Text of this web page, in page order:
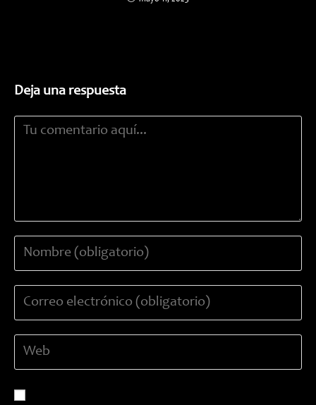
Deja una respuesta
Comentario
usuario
para
de
para